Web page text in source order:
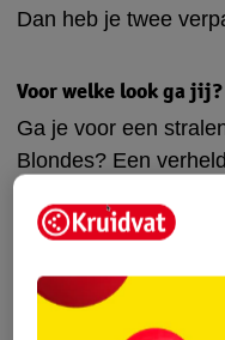
Dan heb je twee
Voor welke look ga jij?
Ga je voor een
Blondes? Een
met de Ultra
van Préférence
met L’Oréal Paris